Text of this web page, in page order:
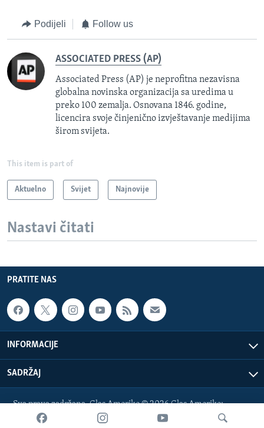
Podijeli Follow us
ASSOCIATED PRESS (AP)
Associated Press (AP) je neprofitna nezavisna
globalna novinska organizacija sa uredima u
preko 100 zemalja. Osnovana 1846. godine,
licencira svoje činjenično izvještavanje medijima
širom svijeta.
This item is part of
Aktuelno Svijet Najnovije
Nastavi čitati
PRATITE NAS
INFORMACIJE
SADRŽAJ
Sva prava zadržana. Glas Amerike © 2026 Glas Amerike:
bosnian-service@voanews.com